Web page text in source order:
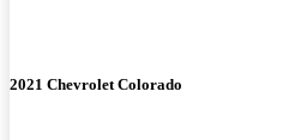
2021 Chevrolet Colorado